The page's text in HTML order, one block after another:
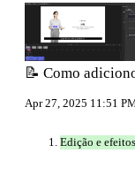
📝 Como
Apr 27, 2025 11:51
Edição e efeitos